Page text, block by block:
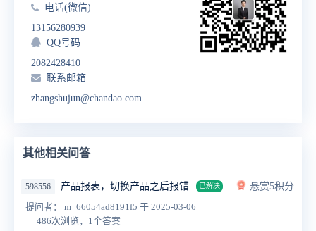
电话(微信)
13156280939
QQ号码
2082428410
联系邮箱
zhangshujun@chandao.com
其他相关问答
598556 产品报表，切换产品之后报错 已解决
悬赏5积分
提问者： m_66054ad8191f5 于 2025-03-06
486次浏览，1个答案